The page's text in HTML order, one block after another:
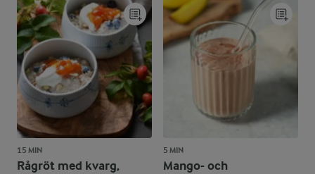
15 MIN
Rågröt med kvarg,
5 MIN
Mango- och